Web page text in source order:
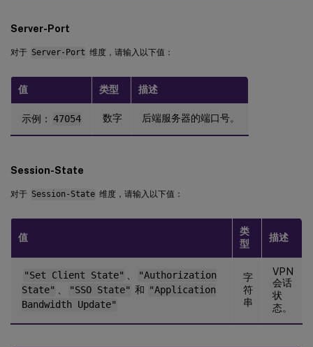
Server-Port
对于 Server-Port 维度，请输入以下值：
值 类型 描述
示例： 47054 数字 后端服务器的端口号。
Session-State
对于 Session-State 维度，请输入以下值：
值
类
型
描述
"Set Client State" 、
"Authorization
State" 、 "SSO State" 和 "Application
Bandwidth Update"
字
符
串
VPN
会话
状
态。